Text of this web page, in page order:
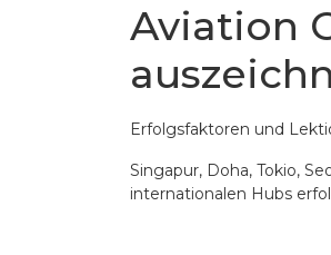
Aviation
Erfolgsfaktoren und
Singapur, Doha, Tokio,
internationalen Hubs